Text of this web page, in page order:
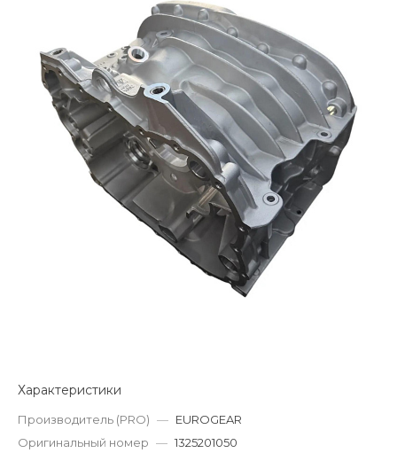
Характеристики
Производитель (PRO) — EUROGEAR
Оригинальный номер — 1325201050